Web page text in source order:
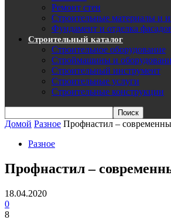
Ремонт стен
Строительные материалы и
Фундамент и отделка
Строительный каталог
Строительное оборудование
Строймашины и
Строительный инструмент
Строительные услуги
Строительные конструкции
Домой Разное Профнастил –
Разное
Профнастил –
18.04.2020
0
8